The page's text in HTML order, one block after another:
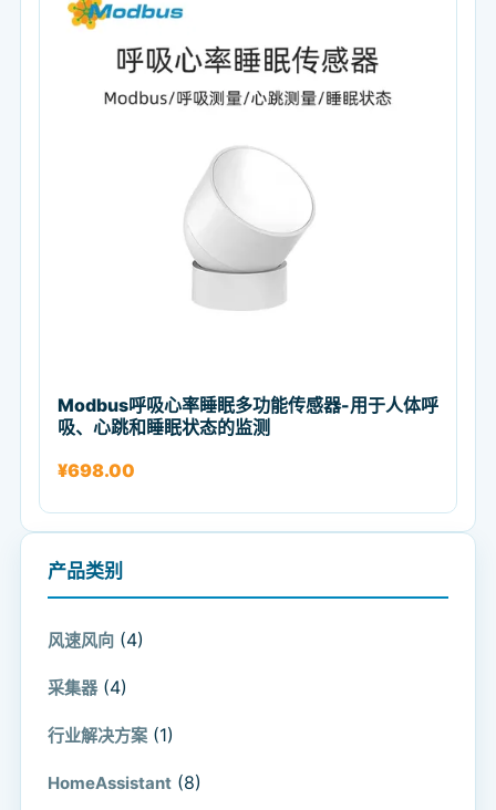
Modbus呼吸心率睡眠多功能传感器-用于人体呼
吸、心跳和睡眠状态的监测
¥698.00
产品类别
风速风向 (4)
采集器 (4)
行业解决方案 (1)
HomeAssistant (8)